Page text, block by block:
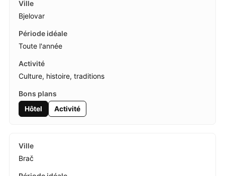
Bjelovar
Toute l'année
Culture, histoire, traditions
Hôtel Activité
Brač